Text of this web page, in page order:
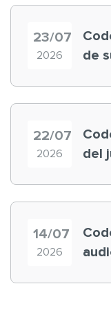
23/07
2026
de
22/07
2026
del
14/07
2026